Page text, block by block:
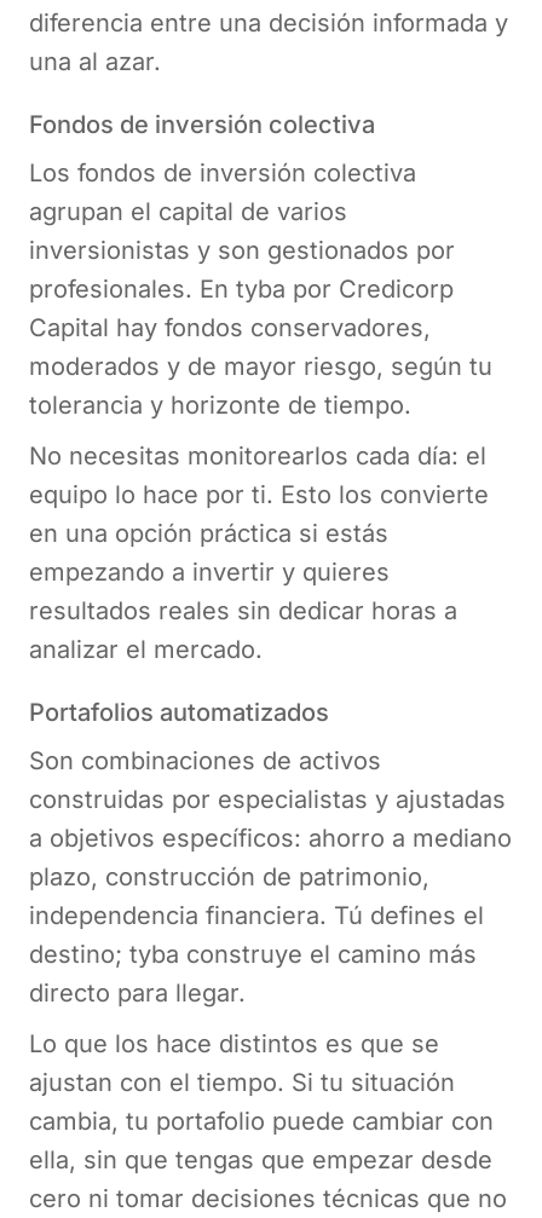
diferencia entre una decisión informada y
una al azar.
Fondos de inversión colectiva
Los fondos de inversión colectiva
agrupan el capital de varios
inversionistas y son gestionados por
profesionales. En tyba por Credicorp
Capital hay fondos conservadores,
moderados y de mayor riesgo, según tu
tolerancia y horizonte de tiempo.
No necesitas monitorearlos cada día: el
equipo lo hace por ti. Esto los convierte
en una opción práctica si estás
empezando a invertir y quieres
resultados reales sin dedicar horas a
analizar el mercado.
Portafolios automatizados
Son combinaciones de activos
construidas por especialistas y ajustadas
a objetivos específicos: ahorro a mediano
plazo, construcción de patrimonio,
independencia financiera. Tú defines el
destino; tyba construye el camino más
directo para llegar.
Lo que los hace distintos es que se
ajustan con el tiempo. Si tu situación
cambia, tu portafolio puede cambiar con
ella, sin que tengas que empezar desde
cero ni tomar decisiones técnicas que no